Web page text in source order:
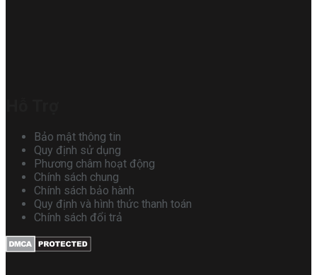
Bảo mật thông tin
Quy định sử dụng
Phương châm hoạt động
Chính sách chung
Chính sách bảo hành
Quy định và hình thức thanh toán
Chính sách đổi trả